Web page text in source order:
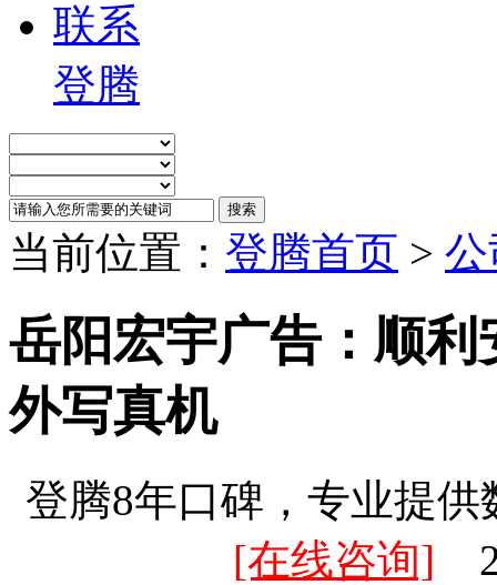
联系
登腾
当前位置： 登腾首页 >
岳阳宏宇广告：顺
外写真机
登腾8年口碑，专业提
[在线咨询]